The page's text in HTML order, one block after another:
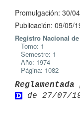
Promulgación: 30/
Publicación: 09/05/
Registro Nacional
Tomo: 1
Semestre: 1
Año: 1974
Página: 1082